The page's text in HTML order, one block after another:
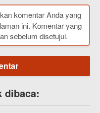
komentar Anda yang
ini. Komentar yang
sebelum disetujui.
dibaca: